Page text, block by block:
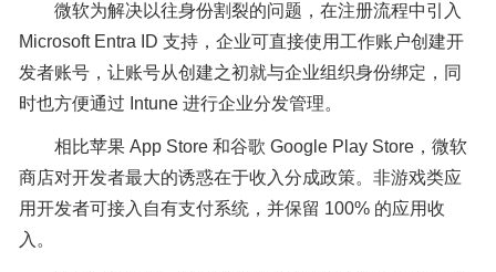
微软为解决以往身份割裂的问题，在注册流程中引入
Microsoft Entra ID 支持，企业可直接使用工作账户创建开
发者账号，让账号从创建之初就与企业组织身份绑定，同
时也方便通过 Intune 进行企业分发管理。
相比苹果 App Store 和谷歌 Google Play Store，微软
商店对开发者最大的诱惑在于收入分成政策。非游戏类应
用开发者可接入自有支付系统，并保留 100% 的应用收
入。